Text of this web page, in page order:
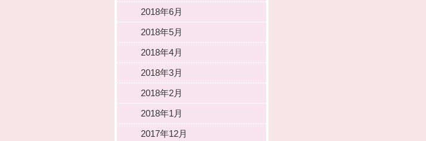
2018年6月
2018年5月
2018年4月
2018年3月
2018年2月
2018年1月
2017年12月